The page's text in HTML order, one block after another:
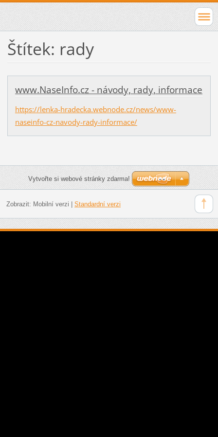
Štítek: rady
www.NaseInfo.cz - návody, rady, informace
https://lenka-hradecka.webnode.cz/news/www-
naseinfo-cz-navody-rady-informace/
Vytvořte si webové stránky zdarma!
Zobrazit: Mobilní verzi Standardní verzi